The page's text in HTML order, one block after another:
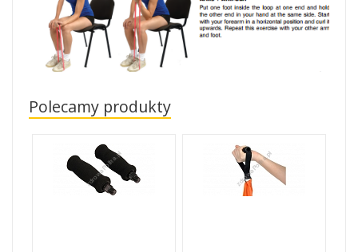
Polecamy produkty